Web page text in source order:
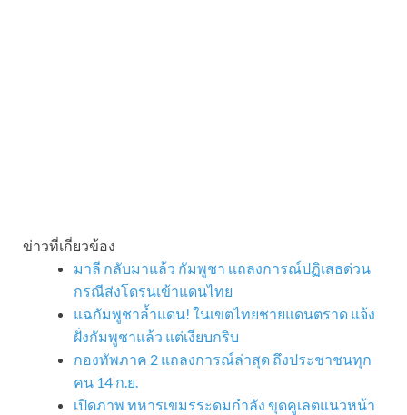
ข่าวที่เกี่ยวข้อง
มาลี กลับมาแล้ว กัมพูชา เเถลงการณ์ปฏิเสธด่วน
กรณีส่งโดรนเข้าแดนไทย
แฉกัมพูชาล้ำแดน! ในเขตไทยชายแดนตราด แจ้ง
ฝั่งกัมพูชาแล้ว แต่เงียบกริบ
กองทัพภาค 2 แถลงการณ์ล่าสุด ถึงประชาชนทุก
คน 14 ก.ย.
เปิดภาพ ทหารเขมรระดมกำลัง ขุดคูเลตแนวหน้า